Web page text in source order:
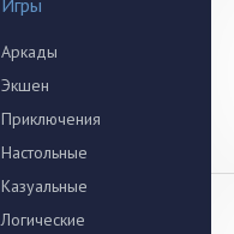
Игры
Аркады
Экшен
Приключения
Настольные
Казуальные
Логические